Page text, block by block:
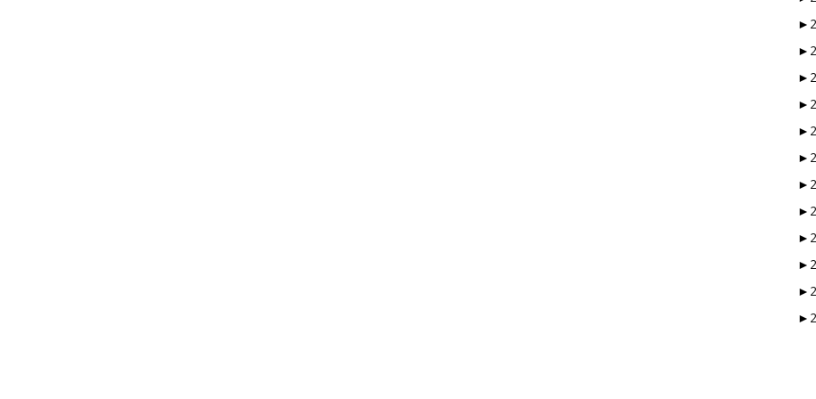
etter musikken din. Og uten å
. Dropbox er fint, eller et av de andre hundrevis av
stream på Soundcloud er fint, men vi vil uansettpå et tidspunkt spørre deg om MP3er hvis
. Flere i
. Og gjerne linker til din nettside eller
►
►
►
►
►
►
►
►
►
►
►
►